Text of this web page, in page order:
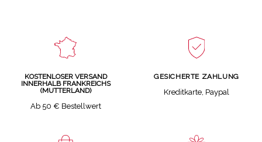
KOSTENLOSER VERSAND
INNERHALB FRANKREICHS
(MUTTERLAND)
Ab 50 € Bestellwert
GESICHERTE ZAHLUNG
Kreditkarte, Paypal